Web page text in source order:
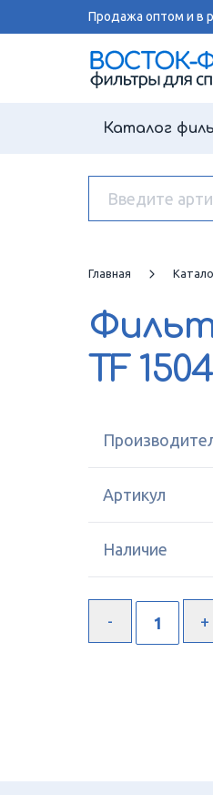
Продажа оптом и в
Каталог
Главная
TF
Артикул
Наличие